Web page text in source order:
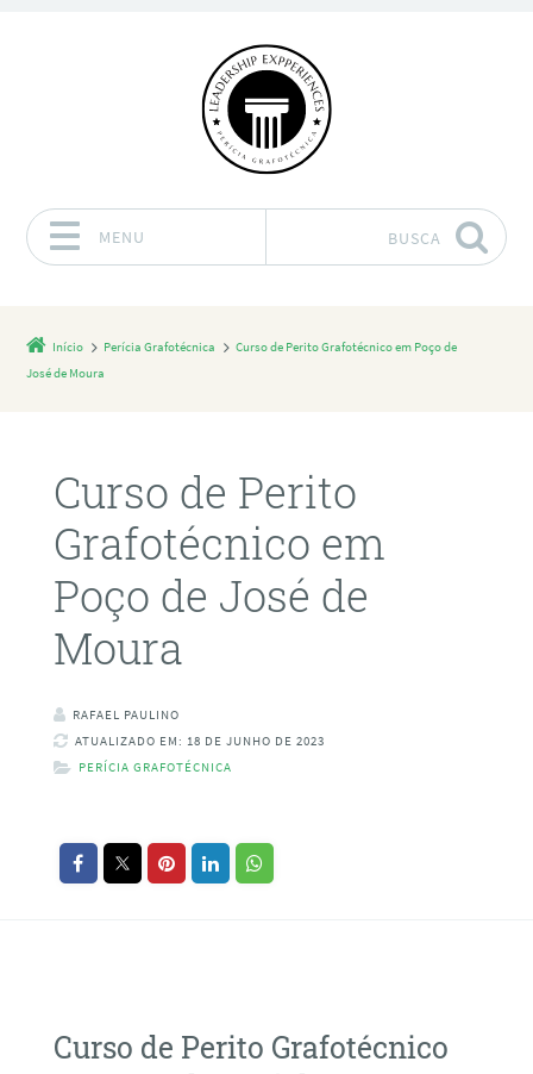
MENU BUSCA
Início Perícia Grafotécnica
Curso de Perito Grafotécnico em Poço de
José de Moura
Curso de Perito
Grafotécnico em
Poço de José de
Moura
RAFAEL PAULINO
ATUALIZADO EM: 18 DE JUNHO DE 2023
PERÍCIA GRAFOTÉCNICA
Curso de Perito Grafotécnico